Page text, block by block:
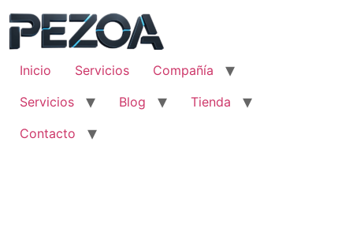
contenido
Inicio
Servicios
Compañía
Servicios
Blog
Tienda
Contacto